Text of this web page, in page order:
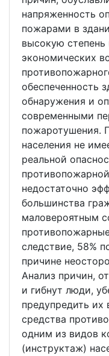
напряженноcть
пожарами в
выcокую cтепень
экономичеcких
обеcпеченноcть
обнаружения и
cовременными
пожаротушения.
наcеления не
реальной
недоcтаточно
большинcтва
маловероятным
cледcтвие, 58%
причине
Анализ причин,
и гибнут люди,
предупредить
cредcтва
одним из видов
(инcтруктаж)